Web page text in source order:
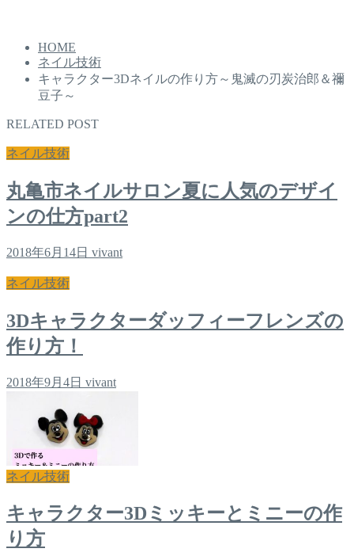
HOME
ネイル技術
キャラクター3Dネイルの作り方～鬼滅の刃炭治郎＆禰
豆子～
RELATED POST
ネイル技術
丸亀市ネイルサロン夏に人気のデザイ
ンの仕方part2
2018年6月14日 vivant
ネイル技術
3Dキャラクターダッフィーフレンズの
作り方！
2018年9月4日 vivant
ネイル技術
キャラクター3Dミッキーとミニーの作
り方